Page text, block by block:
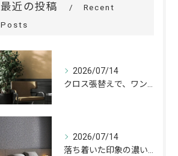
最近の投稿
Recent
Posts
2026/07/14
2026/07/14